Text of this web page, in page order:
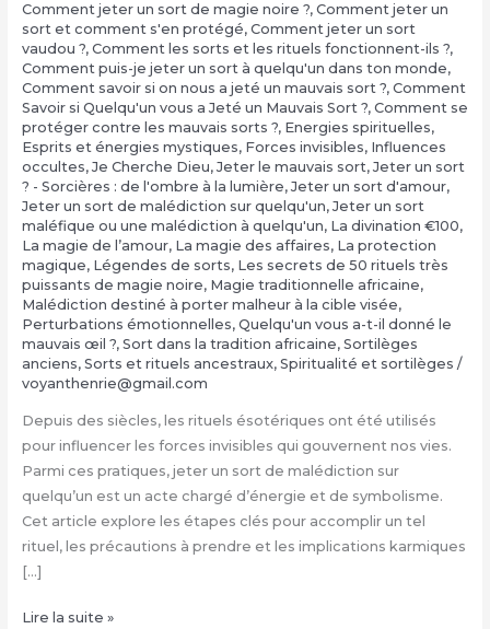
Comment jeter un sort de magie noire ?, Comment jeter un
sort et comment s'en protégé, Comment jeter un sort
vaudou ?, Comment les sorts et les rituels fonctionnent-ils ?,
Comment puis-je jeter un sort à quelqu'un dans ton monde,
Comment savoir si on nous a jeté un mauvais sort ?, Comment
Savoir si Quelqu'un vous a Jeté un Mauvais Sort ?, Comment se
protéger contre les mauvais sorts ?, Energies spirituelles,
Esprits et énergies mystiques, Forces invisibles, Influences
occultes, Je Cherche Dieu, Jeter le mauvais sort, Jeter un sort
? - Sorcières : de l'ombre à la lumière, Jeter un sort d'amour,
Jeter un sort de malédiction sur quelqu'un, Jeter un sort
maléfique ou une malédiction à quelqu'un, La divination €100,
‎La magie de l’amour, ‎La magie des affaires, ‎La protection
magique, Légendes de sorts, Les secrets de 50 rituels très
puissants de magie noire, Magie traditionnelle africaine,
Malédiction destiné à porter malheur à la cible visée,
Perturbations émotionnelles, Quelqu'un vous a-t-il donné le
mauvais œil ?, Sort dans la tradition africaine, Sortilèges
anciens, Sorts et rituels ancestraux, Spiritualité et sortilèges /
voyanthenrie@gmail.com
Depuis des siècles, les rituels ésotériques ont été utilisés
pour influencer les forces invisibles qui gouvernent nos vies.
Parmi ces pratiques, jeter un sort de malédiction sur
quelqu’un est un acte chargé d’énergie et de symbolisme.
Cet article explore les étapes clés pour accomplir un tel
rituel, les précautions à prendre et les implications karmiques
[…]
Jeter
Lire la suite »